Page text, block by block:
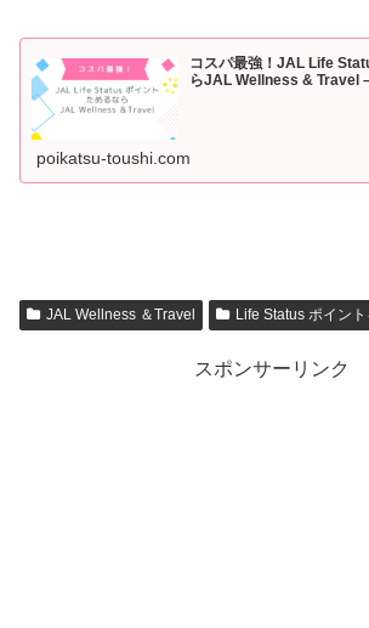
コスパ最強！JAL Life
らJAL Wellness & Travel
poikatsu-toushi.com
JAL Wellness ＆Travel Life Status ポイン
スポンサーリンク